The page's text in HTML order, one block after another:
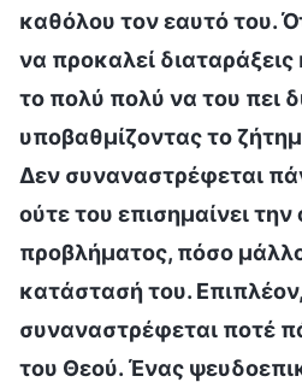
καθόλου τον εαυτό του.
να προκαλεί
το πολύ πολύ να του πει
υποβαθμίζοντας το
Δεν συναναστρέφεται
ούτε του επισημαίνει την
προβλήματος, πόσο
κατάστασή του.
συναναστρέφεται ποτέ
του Θεού. Ένας